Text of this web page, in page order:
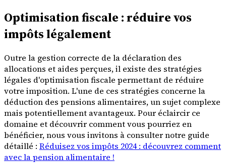
Optimisation fiscale : réduire vos
impôts légalement
Outre la gestion correcte de la déclaration des
allocations et aides perçues, il existe des stratégies
légales d'optimisation fiscale permettant de réduire
votre imposition. L'une de ces stratégies concerne la
déduction des pensions alimentaires, un sujet complexe
mais potentiellement avantageux. Pour éclaircir ce
domaine et découvrir comment vous pourriez en
bénéficier, nous vous invitons à consulter notre guide
détaillé : Réduisez vos impôts 2024 : découvrez comment
avec la pension alimentaire !